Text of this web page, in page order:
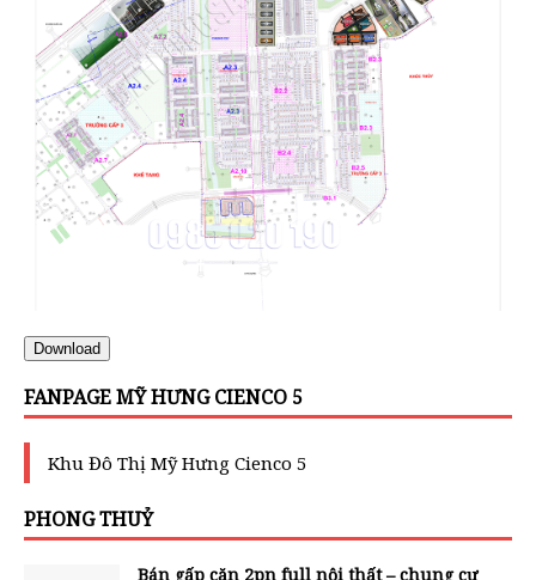
Download
FANPAGE MỸ HƯNG CIENCO 5
Khu Đô Thị Mỹ Hưng Cienco 5
PHONG THUỶ
Bán gấp căn 2pn full nội thất – chung cư